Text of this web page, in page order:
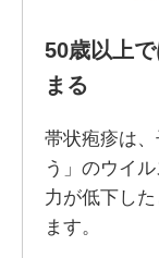
50歳以上
まる
帯状疱疹は
う」のウイ
力が低下し
ます。